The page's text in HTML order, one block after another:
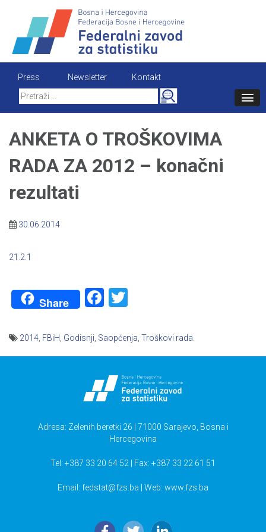
content
Press Newsletter
Kontakt
Search
for:
ANKETA O TROŠKOVIMA
RADA ZA 2012 – konačni
rezultati
30.06.2014
21.2.1
Share Facebook
2014 FBiH Godisnji Saopćenja Troškovi rada.
Adresa: Zelenih beretki 26 | 71000 Sarajevo, Bosna i
Hercegovina
Tel: +387 33 20 64 52 | Fax: +387 33 22 61 51
Email: fedstat@fzs.ba | Web: www.fzs.ba